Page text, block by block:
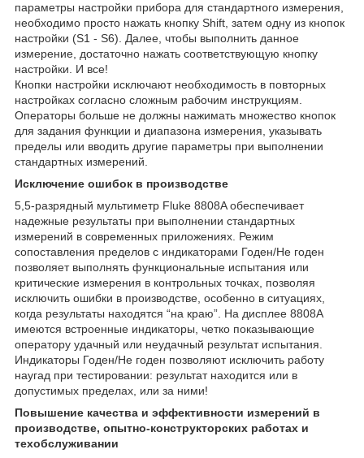
параметры настройки прибора для стандартного измерения,
необходимо просто нажать кнопку Shift, затем одну из кнопок
настройки (S1 - S6). Далее, чтобы выполнить данное
измерение, достаточно нажать соответствующую кнопку
настройки. И все!
Кнопки настройки исключают необходимость в повторных
настройках согласно сложным рабочим инструкциям.
Операторы больше не должны нажимать множество кнопок
для задания функции и диапазона измерения, указывать
пределы или вводить другие параметры при выполнении
стандартных измерений.
Исключение ошибок в производстве
5,5-разрядный мультиметр Fluke 8808A обеспечивает
надежные результаты при выполнении стандартных
измерений в современных приложениях. Режим
сопоставления пределов с индикаторами Годен/Не годен
позволяет выполнять функциональные испытания или
критические измерения в контрольных точках, позволяя
исключить ошибки в производстве, особенно в ситуациях,
когда результаты находятся “на краю”. На дисплее 8808A
имеются встроенные индикаторы, четко показывающие
оператору удачный или неудачный результат испытания.
Индикаторы Годен/Не годен позволяют исключить работу
наугад при тестировании: результат находится или в
допустимых пределах, или за ними!
Повышение качества и эффективности измерений в
производстве, опытно-конструкторских работах и
техобслуживании